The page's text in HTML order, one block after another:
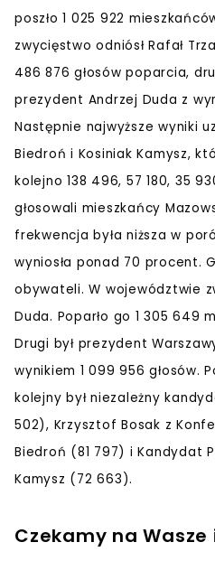
poszło 1 025 922
zwycięstwo odniósł Rafał
486 876 głosów poparcia,
prezydent Andrzej Duda z
Następnie najwyższe wyniki
Biedroń i Kosiniak Kamysz,
kolejno 138 496, 57 180, 35
głosowali mieszkańcy
frekwencja była niższa w
wyniosła ponad 70 procent.
obywateli. W województwie
Duda. Poparło go 1 305 649
Drugi był prezydent
wynikiem 1 099 956 głosów.
kolejny był niezależny
502), Krzysztof Bosak z
Biedroń (81 797) i Kandydat
Kamysz (72 663).
Czekamy na